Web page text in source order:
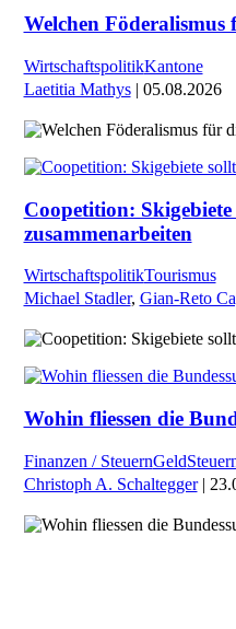
Welchen Föderalismus
WirtschaftspolitikKantone
Laetitia Mathys| 05.08.2026
Coopetition:
zusammenarbeiten
WirtschaftspolitikTourismus
Michael Stadler, Gian-Reto
Wohin fliessen die
Finanzen / SteuernGeld
Christoph A. Schaltegger|